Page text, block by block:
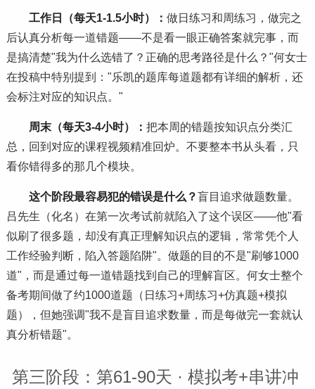
工作日（每天1-1.5小时）： 做日练习和周练习 ，做完之
后认真分析每一道错题——不是看一眼正确答案就完事，而
是搞清楚"我为什么选错了？正确的思考路径是什么？"何女士
在投稿中特别提到："乐凯的题库每道题都有详细的解析，还
会标注对应的知识点。"
周末（每天3-4小时）： 把本周的错题按知识点分类汇
总，回到对应的课程视频精准回炉。不要整本书从头看，只
看你错得多的那几个模块。
这个阶段最容易犯的错误是什么？ 盲目追求做题数量。
吕先生（化名）在第一次考试前就陷入了这个误区——他"看
似刷了很多题，却没有真正理解知识点的逻辑，常常凭个人
工作经验判断，陷入答题陷阱"。做题的目的不是"刷够1000
道"，而是通过每一道错题找到自己的理解盲区。何女士整个
备考期间做了约1000道题（日练习+周练习+仿真题+模拟
题），但她强调"我不是盲目追求数量，而是每做完一套就认
真分析错题"。
第三阶段：第61-90天 · 模拟考+串讲冲